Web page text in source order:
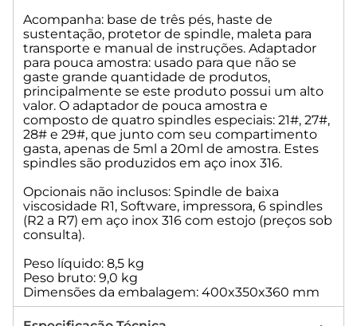
Acompanha: base de três pés, haste de
sustentação, protetor de spindle, maleta para
transporte e manual de instruções. Adaptador
para pouca amostra: usado para que não se
gaste grande quantidade de produtos,
principalmente se este produto possui um alto
valor. O adaptador de pouca amostra e
composto de quatro spindles especiais: 21#, 27#,
28# e 29#, que junto com seu compartimento
gasta, apenas de 5ml a 20ml de amostra. Estes
spindles são produzidos em aço inox 316.
Opcionais não inclusos: Spindle de baixa
viscosidade R1, Software, impressora, 6 spindles
(R2 a R7) em aço inox 316 com estojo (preços sob
consulta).
Peso líquido: 8,5 kg
Peso bruto: 9,0 kg
Dimensões da embalagem: 400x350x360 mm